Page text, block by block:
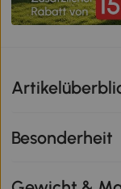
Besonderheit